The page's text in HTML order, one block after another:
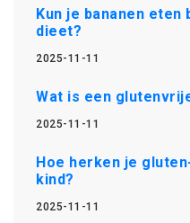
Kun je bananen eten
dieet?
2025-11-11
Wat is een
2025-11-11
Hoe herken je
kind?
2025-11-11